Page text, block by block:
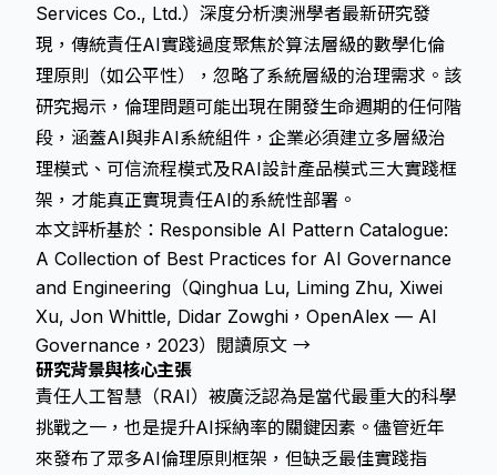
Services Co., Ltd.）深度分析澳洲學者最新研究發
現，傳統責任AI實踐過度聚焦於算法層級的數學化倫
理原則（如公平性），忽略了系統層級的治理需求。該
研究揭示，倫理問題可能出現在開發生命週期的任何階
段，涵蓋AI與非AI系統組件，企業必須建立多層級治
理模式、可信流程模式及RAI設計產品模式三大實踐框
架，才能真正實現責任AI的系統性部署。
本文評析基於：Responsible AI Pattern Catalogue:
A Collection of Best Practices for AI Governance
and Engineering（Qinghua Lu, Liming Zhu, Xiwei
Xu, Jon Whittle, Didar Zowghi，OpenAlex — AI
Governance，2023） 閱讀原文 →
研究背景與核心主張
責任人工智慧（RAI）被廣泛認為是當代最重大的科學
挑戰之一，也是提升AI採納率的關鍵因素。儘管近年
來發布了眾多AI倫理原則框架，但缺乏最佳實踐指